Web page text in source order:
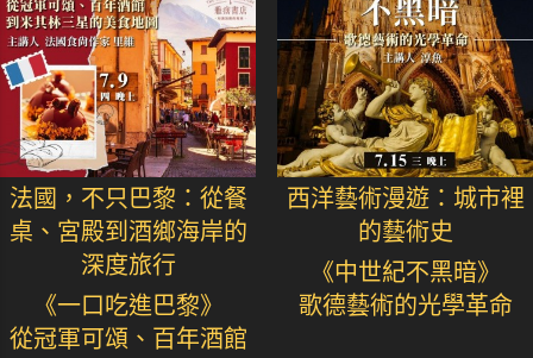
法國，不只巴黎：從餐
桌、宮殿到酒鄉海岸的
深度旅行
《一口吃進巴黎》
從冠軍可頌、百年酒館
西洋藝術漫遊：城市裡
的藝術史
《中世紀不黑暗》
歌德藝術的光學革命